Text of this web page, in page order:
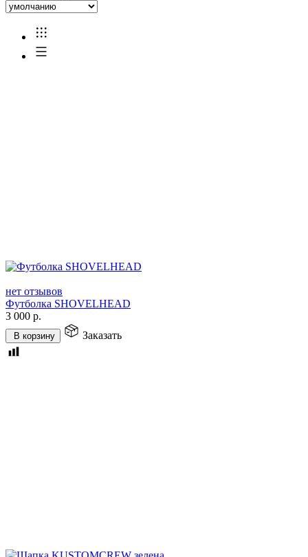
нет отзывов
Футболка SHOVELHEAD
3 000 р.
В корзину Заказать